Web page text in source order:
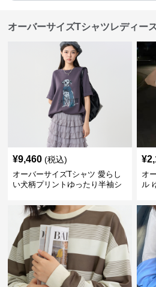
オーバーサイズTシャツレディー
¥9,460 (税込)
オーバーサイズTシャツ 愛らし
い犬柄プリントゆったり半袖シ
¥
オ
ル